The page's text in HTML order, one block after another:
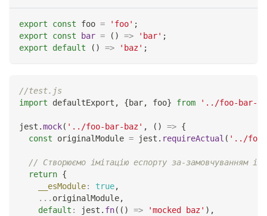
export const foo = 'foo' ;
export
const bar = ( ) => 'bar' ;
export
default ( ) => 'baz' ;
//test.js
import
defaultExport , {bar, foo} from '../foo-bar-
jest .mock( '../foo-bar-baz' , ( ) => {
const originalModule = jest . requireActual ( '../foo-
// Створюємо імітацію еспорту за-замовчуванням і
return {
__esModule: true,
... originalModule,
default : jest . fn( ( ) => 'mocked baz' ) ,